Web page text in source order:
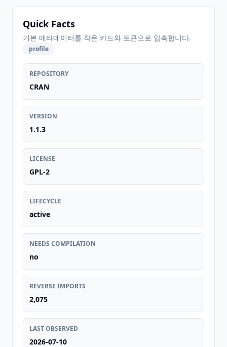
Quick Facts
기본 메타데이터를 작은 카드와 토큰으로 압축합니다.
profile
REPOSITORY
CRAN
VERSION
1.1.3
LICENSE
GPL-2
LIFECYCLE
active
NEEDS COMPILATION
no
REVERSE IMPORTS
2,075
LAST OBSERVED
2026-07-10